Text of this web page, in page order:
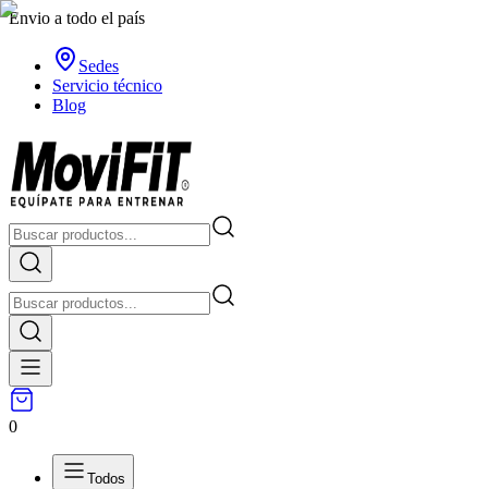
Envio a todo el país
Sedes
Servicio técnico
Blog
0
Todos